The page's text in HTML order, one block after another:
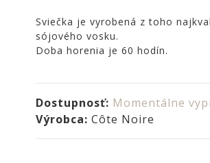
KONTAKT
Sviečka je vyrobená z toho
sójového vosku.
Doba horenia je 60 hodín.
Dostupnosť: Momentálne
Výrobca:Côte Noire